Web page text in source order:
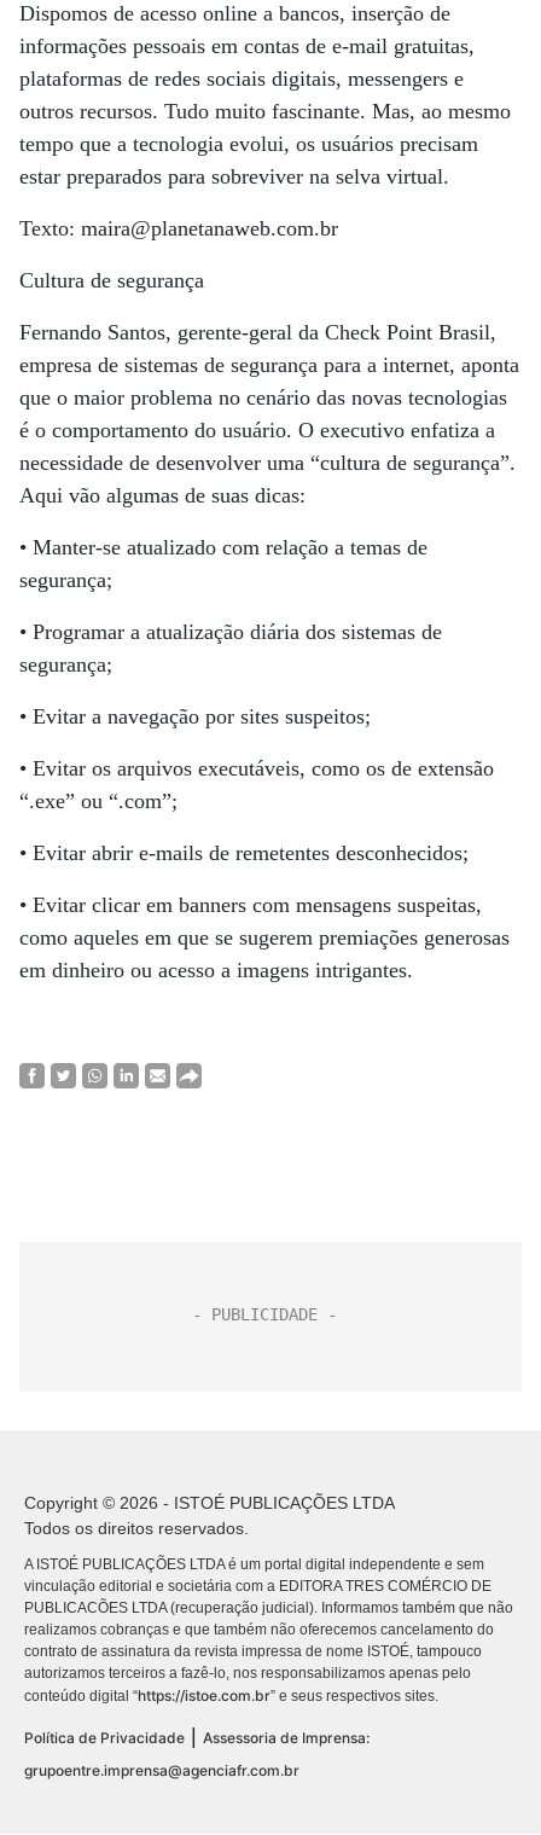
Dispomos de acesso online a bancos, inserção de
informações pessoais em contas de e-mail gratuitas,
plataformas de redes sociais digitais, messengers e
outros recursos. Tudo muito fascinante. Mas, ao mesmo
tempo que a tecnologia evolui, os usuários precisam
estar preparados para sobreviver na selva virtual.
Texto: maira@planetanaweb.com.br
Cultura de segurança
Fernando Santos, gerente-geral da Check Point Brasil,
empresa de sistemas de segurança para a internet, aponta
que o maior problema no cenário das novas tecnologias
é o comportamento do usuário. O executivo enfatiza a
necessidade de desenvolver uma “cultura de segurança”.
Aqui vão algumas de suas dicas:
• Manter-se atualizado com relação a temas de
segurança;
• Programar a atualização diária dos sistemas de
segurança;
• Evitar a navegação por sites suspeitos;
• Evitar os arquivos executáveis, como os de extensão
“.exe” ou “.com”;
• Evitar abrir e-mails de remetentes desconhecidos;
• Evitar clicar em banners com mensagens suspeitas,
como aqueles em que se sugerem premiações generosas
em dinheiro ou acesso a imagens intrigantes.
Copyright © 2026 - ISTOÉ PUBLICAÇÕES LTDA
Todos os direitos reservados.
A ISTOÉ PUBLICAÇÕES LTDA é um portal digital independente e sem
vinculação editorial e societária com a EDITORA TRES COMÉRCIO DE
PUBLICACÕES LTDA (recuperação judicial). Informamos também que não
realizamos cobranças e que também não oferecemos cancelamento do
contrato de assinatura da revista impressa de nome ISTOÉ, tampouco
autorizamos terceiros a fazê-lo, nos responsabilizamos apenas pelo
conteúdo digital “https://istoe.com.br” e seus respectivos sites.
Política de Privacidade
Assessoria de Imprensa:
grupoentre.imprensa@agenciafr.com.br